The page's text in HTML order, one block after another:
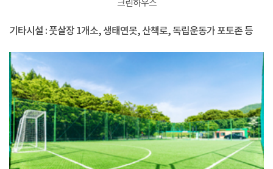
크린하우스
기타시설 : 풋살장 1개소, 생태연못, 산책로, 독립운동가 포토존 등